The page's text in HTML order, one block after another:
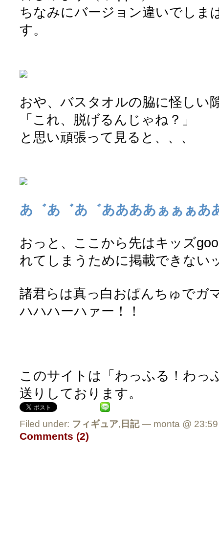
ちなみにバージョン違いでしま
す。
おや、バスタオルの脇に怪し
「これ、脱げるんじゃね？」
と思い頑張って見ると、、、
あ゛あ゛あ゛ああああぁぁぁあ
おっと、ここから先はキッズ
れてしまうために掲載できない
諸君らは真っ白おぱんちゅでガ
ハハハーハァー！！
このサイトは「わっふる！わっ
送りしております。
Filed under: フィギュア, 日記— monta @ 23:59
Comments (2)